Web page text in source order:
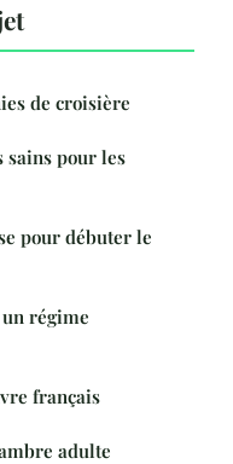
de croisière
sains pour les
pour débuter le
régime
français
adulte